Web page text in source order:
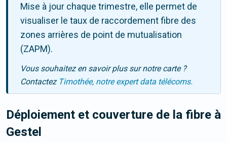
Mise à jour chaque trimestre, elle permet de
visualiser le taux de raccordement fibre des
zones arrières de point de mutualisation
(ZAPM).
Vous souhaitez en savoir plus sur notre carte ?
Contactez Timothée, notre expert data télécoms.
Déploiement et couverture de la fibre à
Gestel